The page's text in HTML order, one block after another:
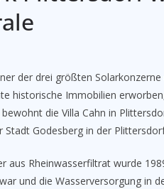
der drei größten
historische Immobilien
die Villa Cahn in
Godesberg in der
aus Rheinwasserfiltrat wurde
und die Wasserversorgung in